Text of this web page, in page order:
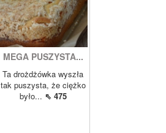
MEGA PUSZYSTA...
Ta drożdżówka wyszła
tak puszysta, że ciężko
było... ⇖ 475